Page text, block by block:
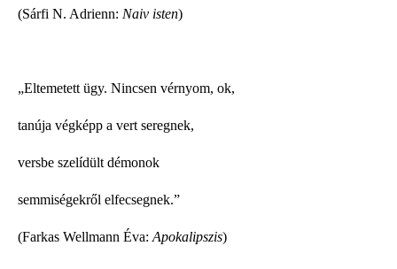
(Sárfi N. Adrienn: Naiv isten)
„Eltemetett ügy. Nincsen vérnyom, ok,
tanúja végképp a vert seregnek,
versbe szelídült démonok
semmiségekről elfecsegnek.”
(Farkas Wellmann Éva: Apokalipszis)